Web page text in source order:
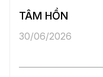
TÂM HỒN
30/06/2026